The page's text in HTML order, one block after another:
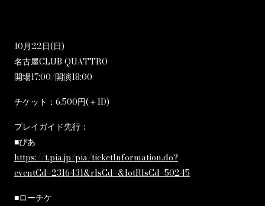
10月22日(日)
名古屋CLUB QUATTRO
開場17:00/開演18:00
チケット：6,500円(＋1D)
プレイガイド先行：
■ぴあ
https://t.pia.jp/pia/ticketInformation.do?
eventCd=2316431&rlsCd=&lotRlsCd=50245
■ローチケ